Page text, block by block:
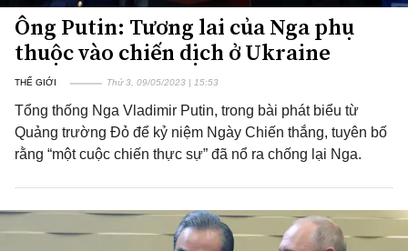
Ông Putin: Tương lai của Nga phụ
thuộc vào chiến dịch ở Ukraine
THẾ GIỚI Thứ 3, 09/05/2023 | 15:53
Tổng thống Nga Vladimir Putin, trong bài phát biểu từ
Quảng trường Đỏ để kỷ niệm Ngày Chiến thắng, tuyên bố
rằng “một cuộc chiến thực sự” đã nổ ra chống lại Nga.